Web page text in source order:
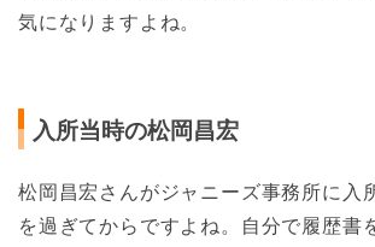
気になりますよね。
入所当時の松岡昌宏
松岡昌宏さんがジャニーズ事務所に入
を過ぎてからですよね。自分で履歴書